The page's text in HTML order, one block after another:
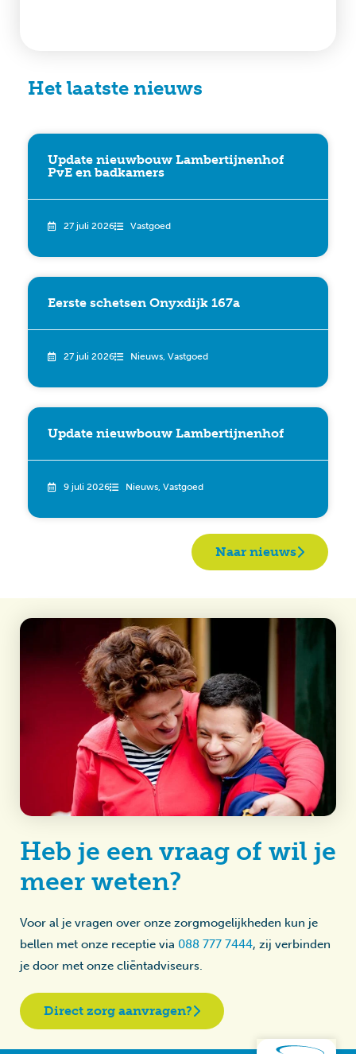
Het laatste nieuws
Update nieuwbouw Lambertijnenhof
PvE en badkamers
27 juli 2026 Vastgoed
Eerste schetsen Onyxdijk 167a
27 juli 2026 Nieuws, Vastgoed
Update nieuwbouw Lambertijnenhof
9 juli 2026 Nieuws, Vastgoed
Naar nieuws
Heb je een vraag of wil je
meer weten?
Voor al je vragen over onze zorgmogelijkheden kun je
bellen met onze receptie via 088 777 7444, zij verbinden
je door met onze cliëntadviseurs.
Direct zorg aanvragen?